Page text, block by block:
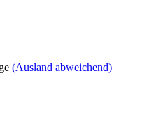
(Ausland abweichend)